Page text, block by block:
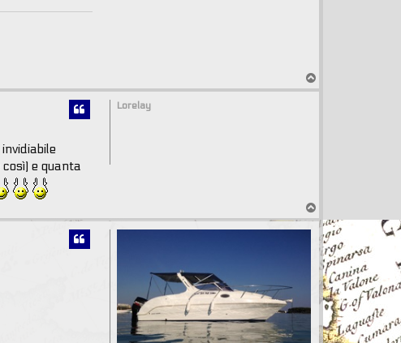
o
Lorelay
e quanta
o
p